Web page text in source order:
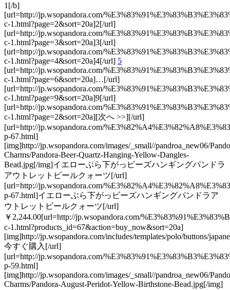
1[/b]
[url=http://jp.wsopandora.com/
c-1.html?page=2&sort=20a]2[/url]
[url=http://jp.wsopandora.com/
c-1.html?page=3&sort=20a]3[/url]
[url=http://jp.wsopandora.com/
c-1.html?page=4&sort=20a]4[/url] 5
[url=http://jp.wsopandora.com/
c-1.html?page=6&sort=20a]…[/url]
[url=http://jp.wsopandora.com/
c-1.html?page=9&sort=20a]9[/url]
[url=http://jp.wsopandora.com/
c-1.html?page=2&sort=20a][次へ >>][/url]
[url=http://jp.wsopandora.com/
p-67.html]
[img]http://jp.wsopandora.com/images/_small//pandroa_new06/
Charms/Pandora-Beer-Quartz-Hanging-Yellow-Dangles-
Bead.jpg[/img]イエローぶら下がっビーズハンギングパンドラ
アウトレットビールクォーツ[/url]
[url=http://jp.wsopandora.com/
p-67.html]イエローぶら下がっビーズハンギングパンドラア
ウトレットビールクォーツ[/url]
￥2,244.00[url=http://jp.wsopandora.com/
c-1.html?products_id=67&action=buy_now&sort=20a]
[img]http://jp.wsopandora.com/includes/templates/polo/buttons/
今すぐ購入[/url]
[url=http://jp.wsopandora.com/
p-59.html]
[img]http://jp.wsopandora.com/images/_small//pandroa_new06/
Charms/Pandora-August-Peridot-Yellow-Birthstone-Bead.jpg[/img]